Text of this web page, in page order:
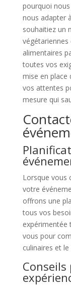
pourquoi
nous adapter
souhaitiez un
alimentaires
toutes vos
mise en place
vos attentes
mesure qui
Lorsque vous
votre
offrons une
tous vos
expérimentée
vous pour
culinaires et